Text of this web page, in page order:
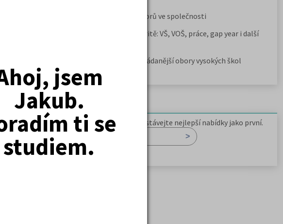
jsem
Jakub.
ti se
studiem.
Prestiž a vnímání oborů ve společnosti
Rozcestník po maturitě: VŠ, VOŠ, práce, gap year i další
Jak se dostat na nejžádanější obory vysokých škol
obyvatelstva
Lucie
Newsletter
Zaregistrujte se a dostávejte nejlepší nabídky jako první.